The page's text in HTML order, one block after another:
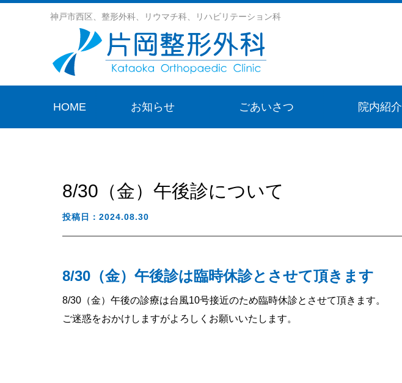
神戸市西区、整形外科、リウマチ科、リハビリテーション科
HOME お知らせ ごあいさつ 院内紹介
8/30（金）午後診について
投稿日：2024.08.30
8/30（金）午後診は臨時休診とさせて頂きます
8/30（金）午後の診療は台風10号接近のため臨時休診とさせて頂きます。
ご迷惑をおかけしますがよろしくお願いいたします。